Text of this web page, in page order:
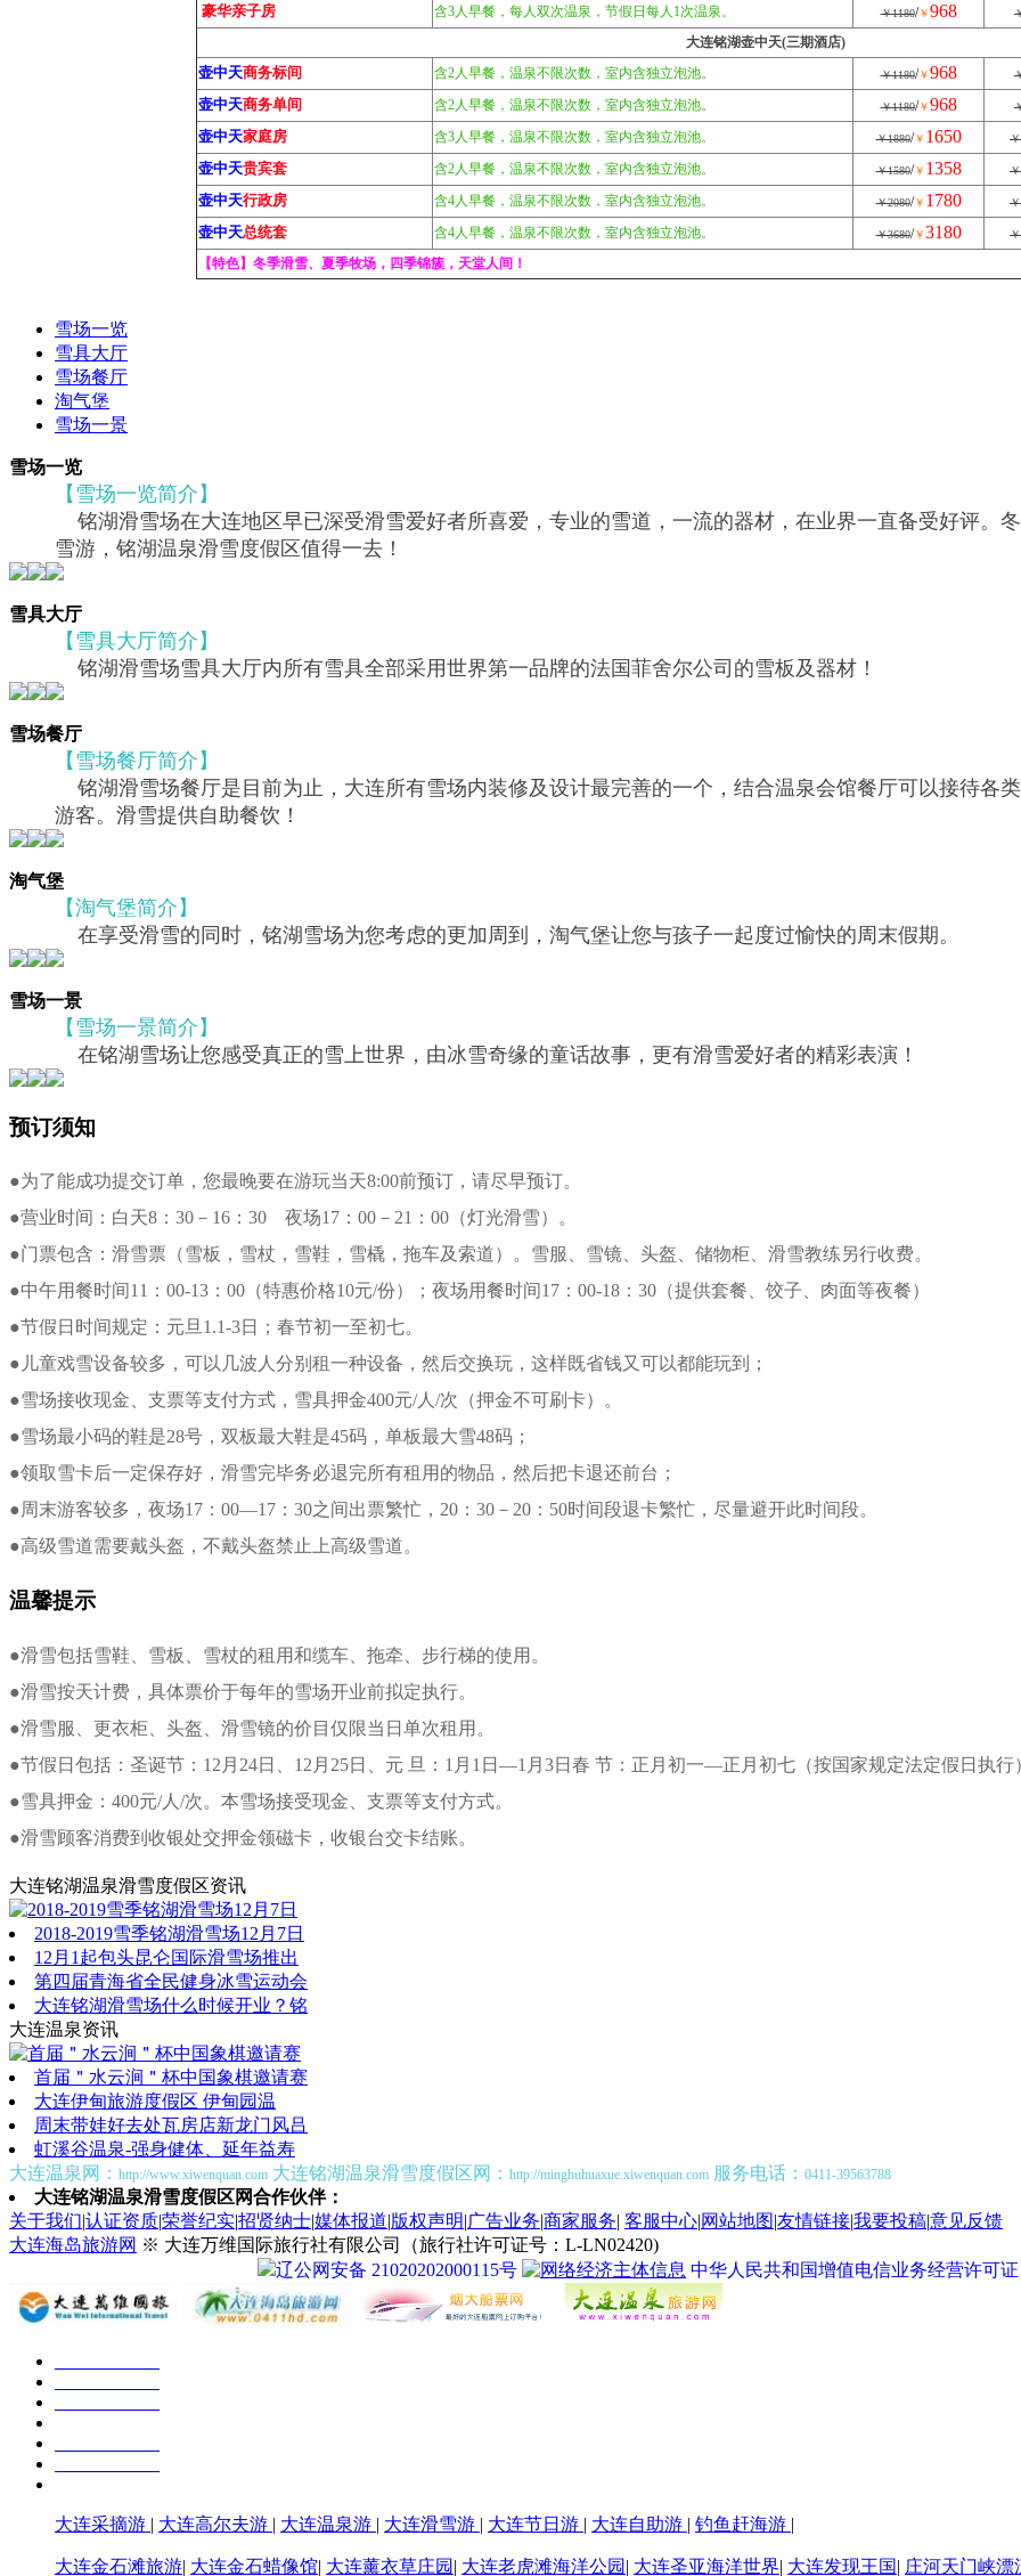
豪华亲子房 含3人早餐，每人双次温泉，节假日每人1次温泉。 ￥1180/￥968
大连铭湖壶中天(三期酒店)
壶中天商务标间 含2人早餐，温泉不限次数，室内含独立泡池。 ￥1180/￥968
壶中天商务单间 含2人早餐，温泉不限次数，室内含独立泡池。 ￥1180/￥968
壶中天家庭房 含3人早餐，温泉不限次数，室内含独立泡池。 ￥1880/￥ 1650
壶中天贵宾套 含2人早餐，温泉不限次数，室内含独立泡池。 ￥1580/￥ 1358
壶中天行政房 含4人早餐，温泉不限次数，室内含独立泡池。 ￥2080/￥ 1780
壶中天总统套 含4人早餐，温泉不限次数，室内含独立泡池。 ￥3680/￥3180
【特色】冬季滑雪、夏季牧场，四季锦簇，天堂人间！
雪场一览
雪具大厅
雪场餐厅
淘气堡
雪场一景
雪场一览
【雪场一览简介】
铭湖滑雪场在大连地区早已深受滑雪爱好者所喜爱，专业的雪道，一流的器材，在业界一直备受好评。
雪游，铭湖温泉滑雪度假区值得一去！
雪具大厅
【雪具大厅简介】
铭湖滑雪场雪具大厅内所有雪具全部采用世界第一品牌的法国菲舍尔公司的雪板及器材！
雪场餐厅
【雪场餐厅简介】
铭湖滑雪场餐厅是目前为止，大连所有雪场内装修及设计最完善的一个，结合温泉会馆餐厅可以接待各
游客。滑雪提供自助餐饮！
淘气堡
【淘气堡简介】
在享受滑雪的同时，铭湖雪场为您考虑的更加周到，淘气堡让您与孩子一起度过愉快的周末假期。
雪场一景
【雪场一景简介】
在铭湖雪场让您感受真正的雪上世界，由冰雪奇缘的童话故事，更有滑雪爱好者的精彩表演！
预订须知
●为了能成功提交订单，您最晚要在游玩当天8:00前预订，请尽早预订。
●营业时间：白天8：30－16：30 夜场17：00－21：00（灯光滑雪）。
●门票包含：滑雪票（雪板，雪杖，雪鞋，雪橇，拖车及索道）。雪服、雪镜、头盔、储物柜、滑雪教练另行收费。
●中午用餐时间11：00-13：00（特惠价格10元/份）；夜场用餐时间17：00-18：30（提供套餐、饺子、肉面等夜餐）
●节假日时间规定：元旦1.1-3日；春节初一至初七。
●儿童戏雪设备较多，可以几波人分别租一种设备，然后交换玩，这样既省钱又可以都能玩到；
●雪场接收现金、支票等支付方式，雪具押金400元/人/次（押金不可刷卡）。
●雪场最小码的鞋是28号，双板最大鞋是45码，单板最大雪48码；
●领取雪卡后一定保存好，滑雪完毕务必退完所有租用的物品，然后把卡退还前台；
●周末游客较多，夜场17：00—17：30之间出票繁忙，20：30－20：50时间段退卡繁忙，尽量避开此时间段。
●高级雪道需要戴头盔，不戴头盔禁止上高级雪道。
温馨提示
●滑雪包括雪鞋、雪板、雪杖的租用和缆车、拖牵、步行梯的使用。
●滑雪按天计费，具体票价于每年的雪场开业前拟定执行。
●滑雪服、更衣柜、头盔、滑雪镜的价目仅限当日单次租用。
●节假日包括：圣诞节：12月24日、12月25日、元 旦：1月1日—1月3日春 节：正月初一—正月初七（按国家规定法定假日执行
●雪具押金：400元/人/次。本雪场接受现金、支票等支付方式。
●滑雪顾客消费到收银处交押金领磁卡，收银台交卡结账。
大连铭湖温泉滑雪度假区资讯
2018-2019雪季铭湖滑雪场12月7日
12月1起包头昆仑国际滑雪场推出
第四届青海省全民健身冰雪运动会
大连铭湖滑雪场什么时候开业？铭
大连温泉资讯
首届＂水云涧＂杯中国象棋邀请赛
大连伊甸旅游度假区 伊甸园温
周末带娃好去处瓦房店新龙门风吕
虹溪谷温泉-强身健体、延年益寿
大连温泉网： http://www.xiwenquan.com 大连铭湖温泉滑雪度假区网： http://minghuhuaxue.xiwenquan.com 服务电话： 0411-39563788
大连铭湖温泉滑雪度假区网合作伙伴：
关于我们|认证资质|荣誉纪实|招贤纳士|媒体报道|版权声明|广告业务|商家服务| 客服中心|网站地图|友情链接|我要投稿|意见反馈
大连海岛旅游网 ※ 大连万维国际旅行社有限公司（旅行社许可证号：L-LN02420)
辽公网安备 21020202000115号
中华人民共和国增值电信业务经营许可
大连采摘游 | 大连高尔夫游 | 大连温泉游 | 大连滑雪游 | 大连节日游 | 大连自助游 | 钓鱼赶海游 |
大连金石滩旅游| 大连金石蜡像馆| 大连薰衣草庄园 | 大连老虎滩海洋公园 | 大连圣亚海洋世界| 大连发现王国| 庄河天门峡漂